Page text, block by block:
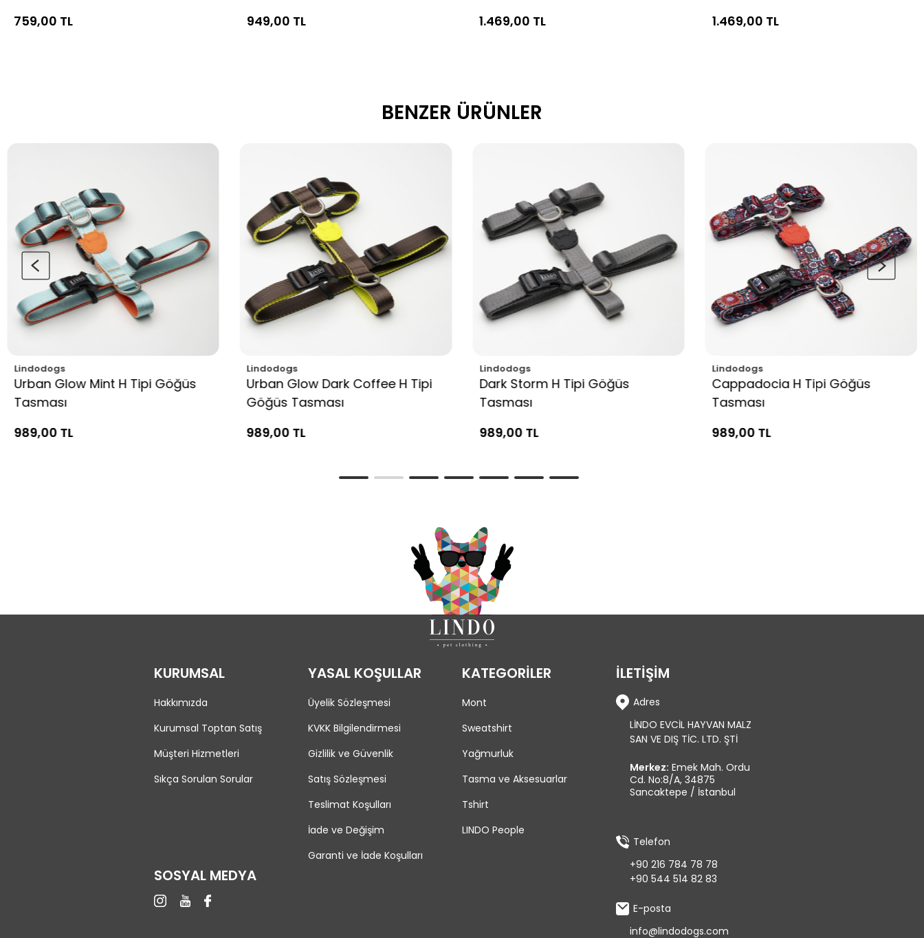
759,00 TL 949,00 TL
1.469,00 TL
1.469,00 TL
BENZER ÜRÜNLER
Lindodogs
Urban Glow Mint H Tipi Göğüs
Tasması
989,00 TL
Lindodogs
Urban Glow Dark Coffee H Tipi
Göğüs Tasması
989,00 TL
Lindodogs
Dark Storm H Tipi Göğüs
Tasması
989,00 TL
Lindodogs
Cappadocia H Tipi Göğüs
Tasması
989,00 TL
KURUMSAL
Hakkımızda
Kurumsal Toptan Satış
Müşteri Hizmetleri
Sıkça Sorulan Sorular
YASAL KOŞULLAR
Üyelik Sözleşmesi
KVKK Bilgilendirmesi
Gizlilik ve Güvenlik
Satış Sözleşmesi
Teslimat Koşulları
İade ve Değişim
Garanti ve İade Koşulları
KATEGORİLER
Mont
Sweatshirt
Yağmurluk
Tasma ve Aksesuarlar
Tshirt
LINDO People
SOSYAL MEDYA
İLETİŞİM
Adres
LİNDO EVCİL HAYVAN MALZ
SAN VE DIŞ TİC. LTD. ŞTİ
Merkez: Emek Mah. Ordu
Cd. No:8/A, 34875
Sancaktepe / İstanbul
Telefon
+90 216 784 78 78
+90 544 514 82 83
E-posta
info@lindodogs.com